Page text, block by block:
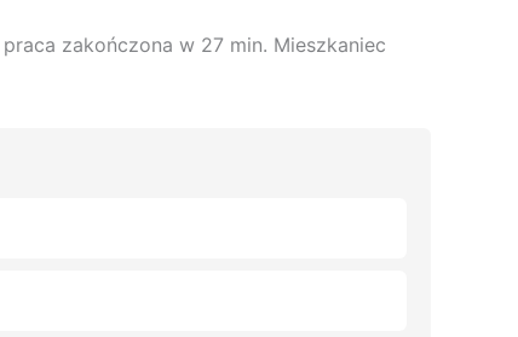
zakończona w 27 min. Mieszkaniec